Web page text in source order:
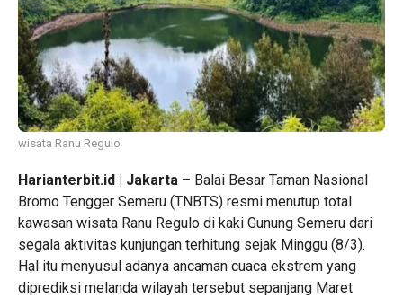
wisata Ranu Regulo
Harianterbit.id | Jakarta – Balai Besar Taman Nasional
Bromo Tengger Semeru (TNBTS) resmi menutup total
kawasan wisata Ranu Regulo di kaki Gunung Semeru dari
segala aktivitas kunjungan terhitung sejak Minggu (8/3).
Hal itu menyusul adanya ancaman cuaca ekstrem yang
diprediksi melanda wilayah tersebut sepanjang Maret